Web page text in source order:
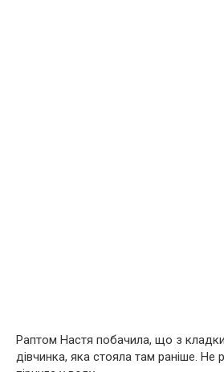
Раптом Настя побачила, що з
дівчинка, яка стояла там раніше.